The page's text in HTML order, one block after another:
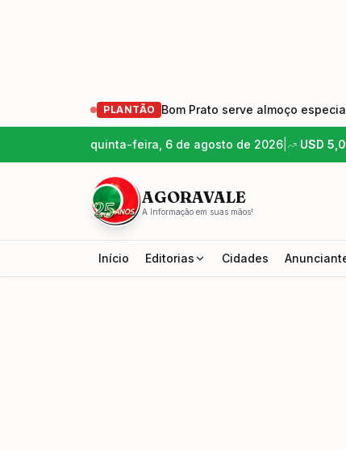
PLANTÃO Bom Prato serve almoço
quinta-feira, 6 de agosto de 2026 USD
AGORAVALE
A Informação em suas mãos!
Início Editorias Cidades